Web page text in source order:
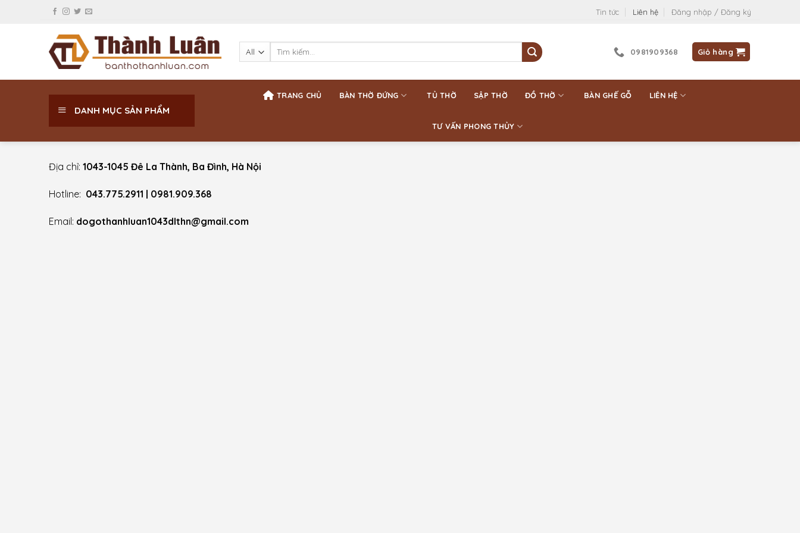
Tin tức Liên hệ Đăng nhập / Đăng ký
0981909368 Giỏ hàng
DANH MỤC SẢN PHẨM
TRANG CHỦ BÀN THỜ ĐỨNG TỦ THỜ SẬP THỜ ĐỒ THỜ BÀN GHẾ GỖ LIÊN HỆ
TƯ VẤN PHONG THỦY
Địa chỉ: 1043-1045 Đê La Thành, Ba Đình, Hà Nội
Hotline: 043.775.2911 | 0981.909.368
Email: dogothanhluan1043dlthn@gmail.com